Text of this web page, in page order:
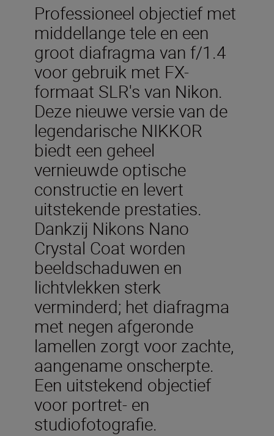
Professioneel objectief met
middellange tele en een
groot diafragma van f/1.4
voor gebruik met FX-
formaat SLR's van Nikon.
Deze nieuwe versie van de
legendarische NIKKOR
biedt een geheel
vernieuwde optische
constructie en levert
uitstekende prestaties.
Dankzij Nikons Nano
Crystal Coat worden
beeldschaduwen en
lichtvlekken sterk
verminderd; het diafragma
met negen afgeronde
lamellen zorgt voor zachte,
aangename onscherpte.
Een uitstekend objectief
voor portret- en
studiofotografie.